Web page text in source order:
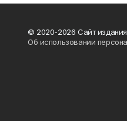
© 2020-2026 Сайт
Об использовании